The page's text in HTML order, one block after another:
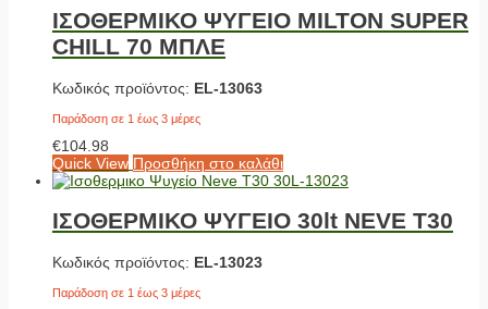
ΙΣΟΘΕΡΜΙΚΟ ΨΥΓΕΙΟ MILTON SUPER
CHILL 70 ΜΠΛΕ
Κωδικός προϊόντος: EL-13063
Παράδοση σε 1 έως 3 μέρες
€104.98
Quick View Προσθήκη στο καλάθι
ΙΣΟΘΕΡΜΙΚΟ ΨΥΓΕΙΟ 30lt NEVE T30
Κωδικός προϊόντος: EL-13023
Παράδοση σε 1 έως 3 μέρες